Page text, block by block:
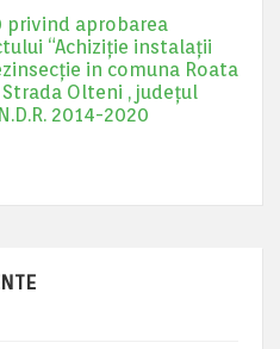
privind aprobarea
“Achiziție instalații
in comuna Roata
Olteni , județul
2014-2020